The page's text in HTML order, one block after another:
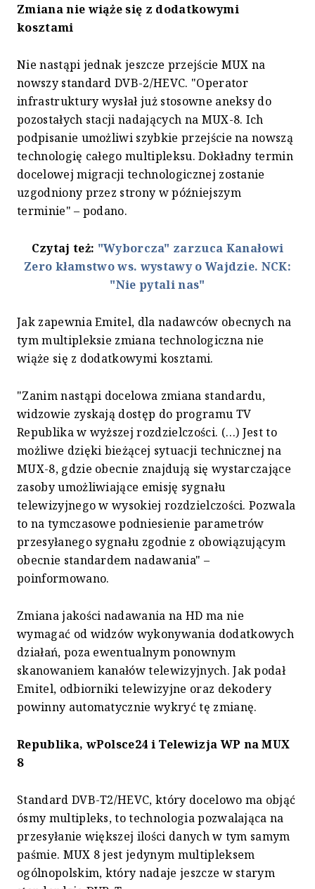
Zmiana nie wiąże się z dodatkowymi
kosztami
Nie nastąpi jednak jeszcze przejście MUX na
nowszy standard DVB-2/HEVC. "Operator
infrastruktury wysłał już stosowne aneksy do
pozostałych stacji nadających na MUX-8. Ich
podpisanie umożliwi szybkie przejście na nowszą
technologię całego multipleksu. Dokładny termin
docelowej migracji technologicznej zostanie
uzgodniony przez strony w późniejszym
terminie" – podano.
Czytaj też: "Wyborcza" zarzuca Kanałowi
Zero kłamstwo ws. wystawy o Wajdzie. NCK:
"Nie pytali nas"
Jak zapewnia Emitel, dla nadawców obecnych na
tym multipleksie zmiana technologiczna nie
wiąże się z dodatkowymi kosztami.
"Zanim nastąpi docelowa zmiana standardu,
widzowie zyskają dostęp do programu TV
Republika w wyższej rozdzielczości. (…) Jest to
możliwe dzięki bieżącej sytuacji technicznej na
MUX-8, gdzie obecnie znajdują się wystarczające
zasoby umożliwiające emisję sygnału
telewizyjnego w wysokiej rozdzielczości. Pozwala
to na tymczasowe podniesienie parametrów
przesyłanego sygnału zgodnie z obowiązującym
obecnie standardem nadawania" –
poinformowano.
Zmiana jakości nadawania na HD ma nie
wymagać od widzów wykonywania dodatkowych
działań, poza ewentualnym ponownym
skanowaniem kanałów telewizyjnych. Jak podał
Emitel, odbiorniki telewizyjne oraz dekodery
powinny automatycznie wykryć tę zmianę.
Republika, wPolsce24 i Telewizja WP na MUX
8
Standard DVB-T2/HEVC, który docelowo ma objąć
ósmy multipleks, to technologia pozwalająca na
przesyłanie większej ilości danych w tym samym
paśmie. MUX 8 jest jedynym multipleksem
ogólnopolskim, który nadaje jeszcze w starym